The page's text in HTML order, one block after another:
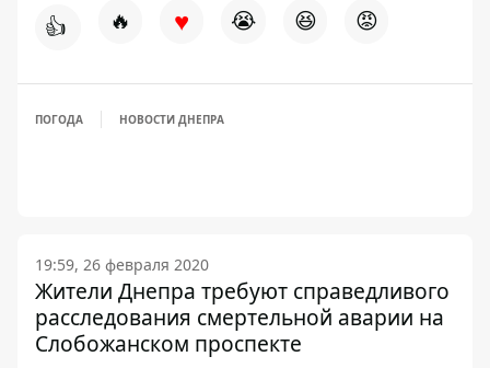
👍 🔥 ♥ 😭 😆 😡
ПОГОДА НОВОСТИ ДНЕПРА
19:59, 26 февраля 2020
Жители Днепра требуют справедливого
расследования смертельной аварии на
Слобожанском проспекте